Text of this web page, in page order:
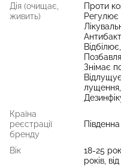
Дія (очищає,
живить)
Проти
Регулює
Знімає
Країна
реєстрації
бренду
Вік
18-25
років,